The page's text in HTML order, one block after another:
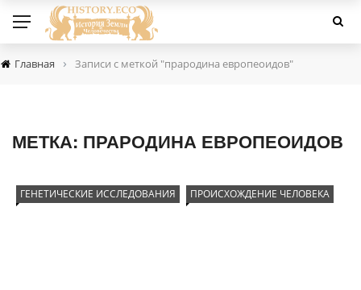
Главная › Записи с меткой "прародина европеоидов"
МЕТКА: ПРАРОДИНА ЕВРОПЕОИДОВ
ГЕНЕТИЧЕСКИЕ ИССЛЕДОВАНИЯ ПРОИСХОЖДЕНИЕ ЧЕЛОВЕКА